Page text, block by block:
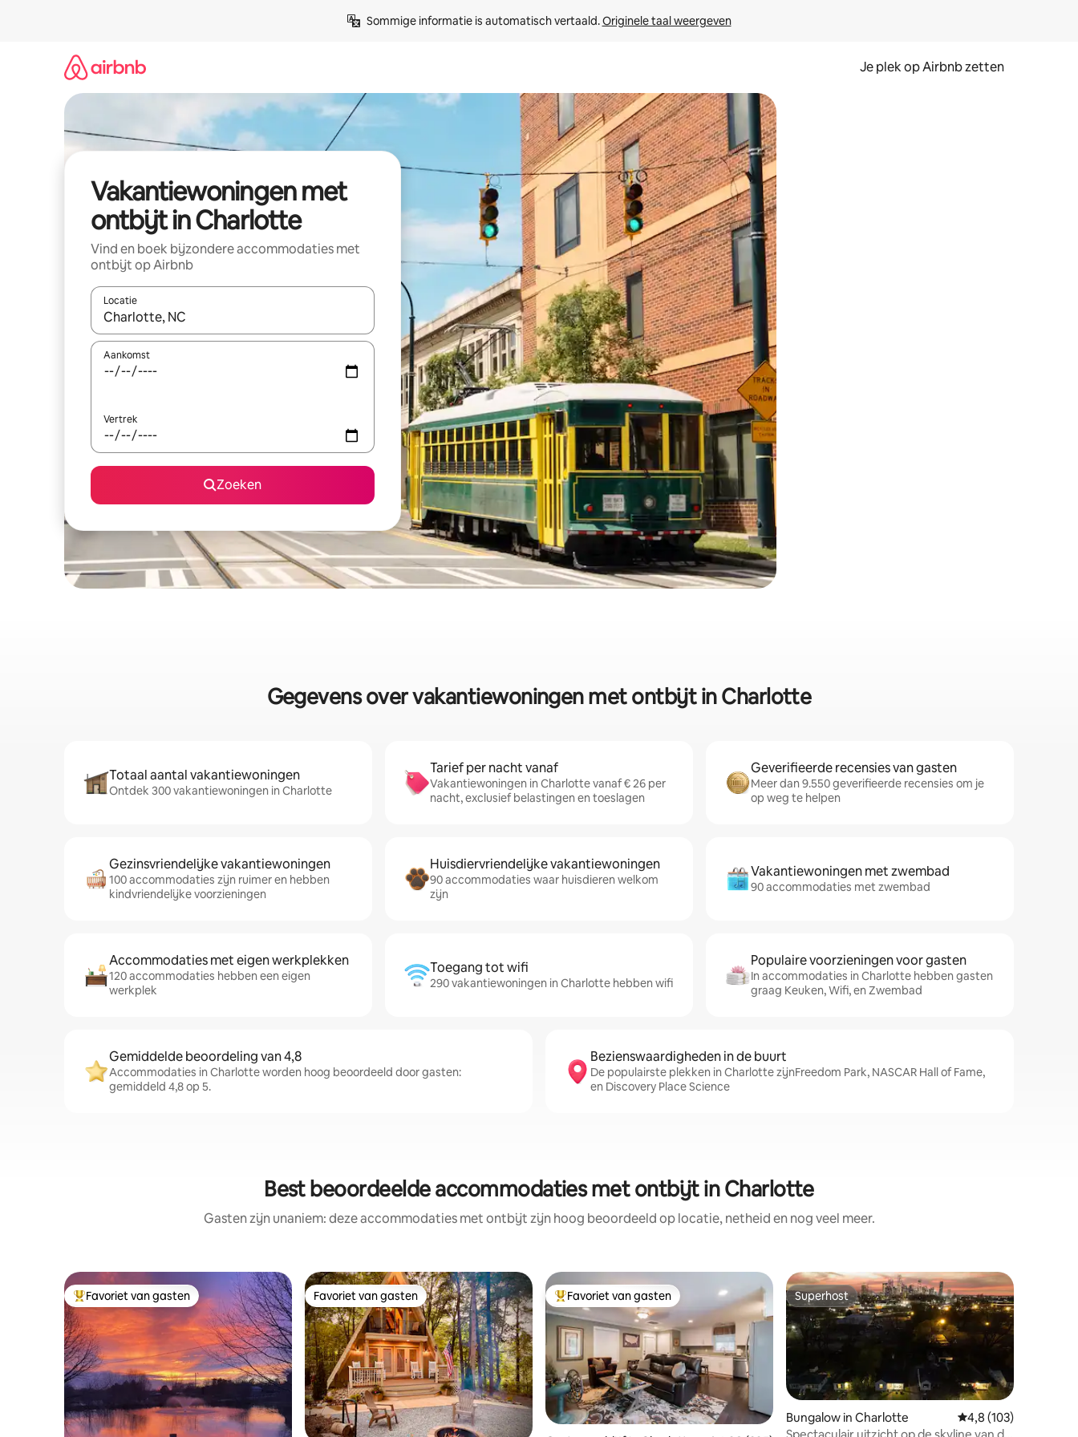
Sommige informatie is automatisch vertaald. Originele taal weergeven
Je plek op Airbnb zetten
Vakantiewoningen met
ontbijt in Charlotte
Vind en boek bijzondere accommodaties met
ontbijt op Airbnb
Locatie
Wanneer er resultaten beschikbaar zijn, maak je een keuze met je de pijltjestoetsen omhoog en omlaag, óf door te tikken of swipen.
Aankomst
Vertrek
Zoeken
Gegevens over vakantiewoningen met ontbijt in Charlotte
Totaal aantal vakantiewoningen
Ontdek 300 vakantiewoningen in Charlotte
Tarief per nacht vanaf
Vakantiewoningen in Charlotte vanaf € 26 per
nacht, exclusief belastingen en toeslagen
Geverifieerde recensies van gasten
Meer dan 9.550 geverifieerde recensies om je
op weg te helpen
Gezinsvriendelijke vakantiewoningen
100 accommodaties zijn ruimer en hebben
kindvriendelijke voorzieningen
Huisdiervriendelijke vakantiewoningen
90 accommodaties waar huisdieren welkom
zijn
Vakantiewoningen met zwembad
90 accommodaties met zwembad
Accommodaties met eigen werkplekken
120 accommodaties hebben een eigen
werkplek
Toegang tot wifi
290 vakantiewoningen in Charlotte hebben wifi
Populaire voorzieningen voor gasten
In accommodaties in Charlotte hebben gasten
graag Keuken, Wifi, en Zwembad
Gemiddelde beoordeling van 4,8
Accommodaties in Charlotte worden hoog beoordeeld door gasten:
gemiddeld 4,8 op 5.
Bezienswaardigheden in de buurt
De populairste plekken in Charlotte zijnFreedom Park, NASCAR Hall of Fame,
en Discovery Place Science
Best beoordeelde accommodaties met ontbijt in Charlotte
Gasten zijn unaniem: deze accommodaties met ontbijt zijn hoog beoordeeld op locatie, netheid en nog veel meer.
Topfavoriet van gasten
Favoriet van gasten Favoriet van gasten
Favoriet van gasten Topfavoriet van gasten
Favoriet van gasten Superhost
Superhost
Bungalow in Charlotte Gemiddelde
4,8 (103)